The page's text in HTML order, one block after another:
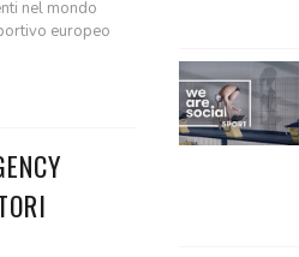
nel mondo
europeo